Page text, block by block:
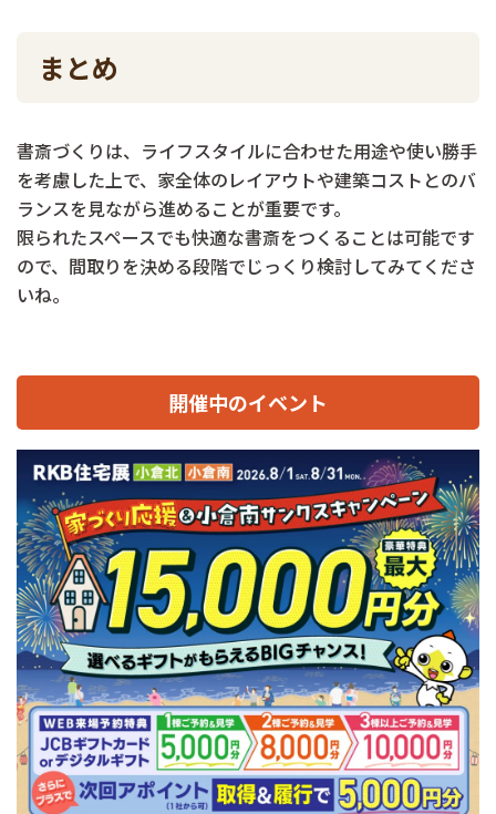
まとめ
書斎づくりは、ライフスタイルに合わせた用途や使い勝手
を考慮した上で、家全体のレイアウトや建築コストとのバ
ランスを見ながら進めることが重要です。
限られたスペースでも快適な書斎をつくることは可能です
ので、間取りを決める段階でじっくり検討してみてくださ
いね。
開催中のイベント